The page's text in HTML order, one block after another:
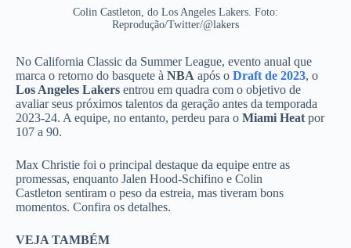
Colin Castleton, do Los Angeles Lakers. Foto:
Reprodução/Twitter/@lakers
No California Classic da Summer League, evento anual que
marca o retorno do basquete à NBA após o Draft de 2023, o
Los Angeles Lakers entrou em quadra com o objetivo de
avaliar seus próximos talentos da geração antes da temporada
2023-24. A equipe, no entanto, perdeu para o Miami Heat por
107 a 90.
Max Christie foi o principal destaque da equipe entre as
promessas, enquanto Jalen Hood-Schifino e Colin
Castleton sentiram o peso da estreia, mas tiveram bons
momentos. Confira os detalhes.
VEJA TAMBÉM